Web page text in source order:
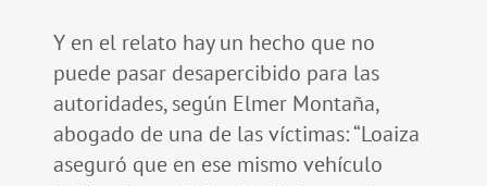
Y en el relato hay un hecho que no
puede pasar desapercibido para las
autoridades, según Elmer Montaña,
abogado de una de las víctimas: “Loaiza
aseguró que en ese mismo vehículo